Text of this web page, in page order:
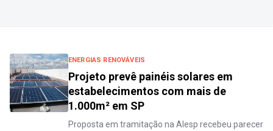
ENERGIAS RENOVÁVEIS
Projeto prevê painéis solares em
estabelecimentos com mais de
1.000m² em SP
Proposta em tramitação na Alesp recebeu parecer